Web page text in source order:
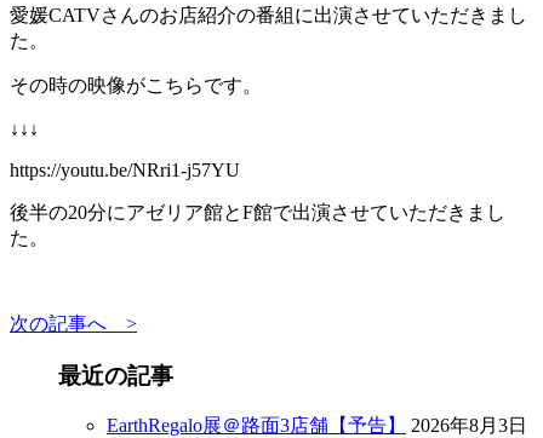
愛媛CATVさんのお店紹介の番組に出演させていただきまし
た。
その時の映像がこちらです。
↓↓↓
https://youtu.be/NRri1-j57YU
後半の20分にアゼリア館とF館で出演させていただきまし
た。
次の記事へ >
最近の記事
EarthRegalo展＠路面3店舗【予告】
2026年8月3日